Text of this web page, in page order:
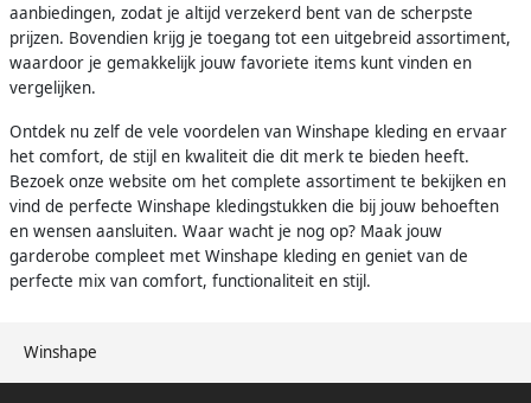
Winshape
aanbiedingen, zodat je altijd verzekerd bent van de scherpste
prijzen. Bovendien krijg je toegang tot een uitgebreid assortiment,
waardoor je gemakkelijk jouw favoriete items kunt vinden en
vergelijken.
Ontdek nu zelf de vele voordelen van Winshape kleding en ervaar
het comfort, de stijl en kwaliteit die dit merk te bieden heeft.
Bezoek onze website om het complete assortiment te bekijken en
vind de perfecte Winshape kledingstukken die bij jouw behoeften
en wensen aansluiten. Waar wacht je nog op? Maak jouw
garderobe compleet met Winshape kleding en geniet van de
perfecte mix van comfort, functionaliteit en stijl.